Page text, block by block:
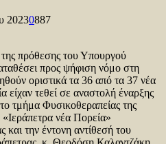
20230887
πρόθεσης του Υπουργού
προς ψήφιση νόμο στη
οριστικά τα 36 από τα 37 νέα
τεθεί σε αναστολή έναρξης
τμήμα Φυσικοθεραπείας της
νέα Πορεία»
και την έντονη αντίθεσή του